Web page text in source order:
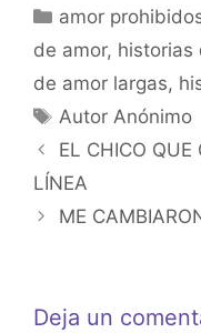
s
A
p
p
e
b
o
o
k
s
e
n
g
er
Categorías
amor
de amor, historias
de amor largas,
Etiquetas
Autor Anónimo
EL CHICO QUE
LÍNEA
ME
Deja un